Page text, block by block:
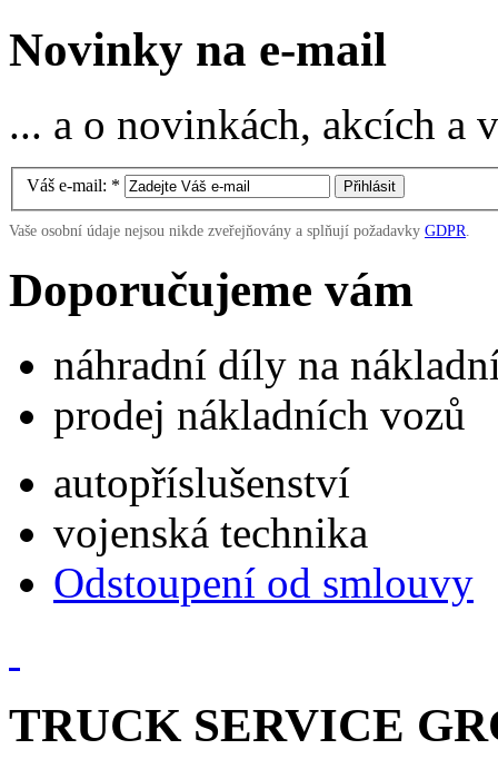
Novinky na e-mail
... a o novinkách, akcích
Váš e-mail: *
Vaše osobní údaje nejsou nikde zveřejňovány a splňují požadavky GDPR.
Doporučujeme vám
náhradní díly na
prodej nákladních vozů
autopříslušenství
vojenská technika
Odstoupení od smlouvy
TRUCK SERVICE